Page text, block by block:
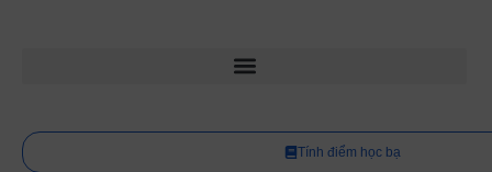
Tính điểm học bạ